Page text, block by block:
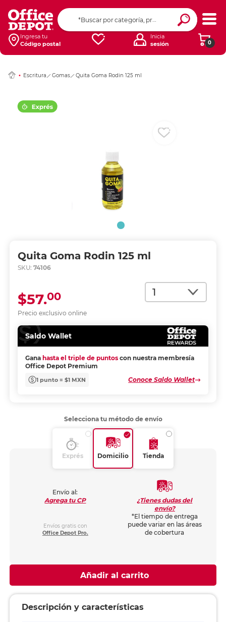
Ingresa tu
Código postal
0
Inicia
sesión
Escritura Gomas Quita Goma Rodin 125 ml
Quita Goma Rodin 125 ml
SKU: 74106
Cantidad
Precio exclusivo online
$57.00
Saldo Wallet
Gana hasta el triple de puntos con nuestra membresía
Office Depot Premium
1 punto = $1 MXN Conoce Saldo Wallet
Ingresar Codigo
Selecciona tu método de envío
Exprés Domicilio Tienda
Envío al:
Agrega tu CP
Envíos gratis con
Office Depot Pro.
¿Tienes dudas del
envío?
*El tiempo de entrega
puede variar en las áreas
de cobertura
Añadir al carrito
Descripción y características